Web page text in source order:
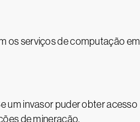
os serviços de computação em
um invasor puder obter acesso
de mineração.